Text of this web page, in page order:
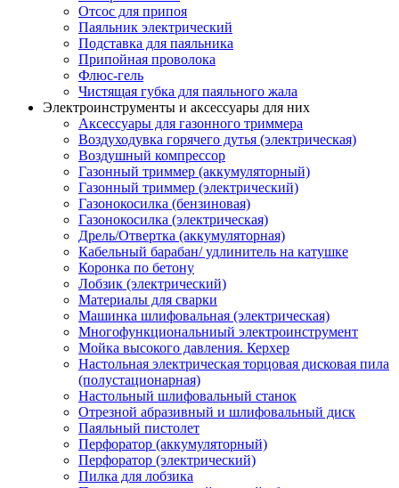
Отсос для припоя
Паяльник электрический
Подставка для паяльника
Припойная проволока
Флюс-гель
Чистящая губка для паяльного жала
Электроинструменты и аксессуары для них
Аксессуары для газонного триммера
Воздуходувка горячего дутья (электрическая)
Воздушный компрессор
Газонный триммер (аккумуляторный)
Газонный триммер (электрический)
Газонокосилка (бензиновая)
Газонокосилка (электрическая)
Дрель/Отвертка (аккумуляторная)
Кабельный барабан/ удлинитель на катушке
Коронка по бетону
Лобзик (электрический)
Материалы для сварки
Машинка шлифовальная (электрическая)
Многофункциональниый электроинструмент
Мойка высокого давления. Керхер
Настольная электрическая торцовая дисковая пила
(полустационарная)
Настольный шлифовальный станок
Отрезной абразивный и шлифовальный диск
Паяльный пистолет
Перфоратор (аккумуляторный)
Перфоратор (электрический)
Пилка для лобзика